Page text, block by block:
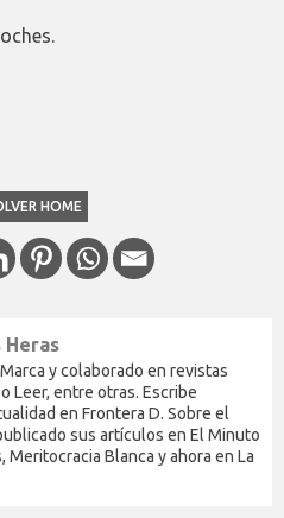
HOME
Heras
y colaborado en revistas
Leer, entre otras. Escribe
en Frontera D. Sobre el
sus artículos en El Minuto
Meritocracia Blanca y ahora en La